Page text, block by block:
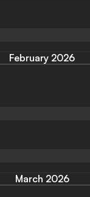
February 2026
March 2026